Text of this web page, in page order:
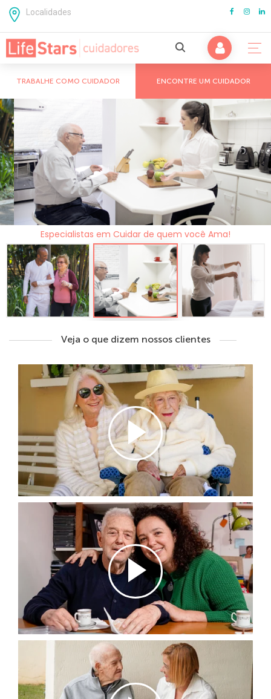
Localidades
Cuidados com Idosos
Cuidados com Adultos
Doenças Crônicas
Cuidado Pós Cirurgico
Cuidados para Parkinson
Cuidados para Alzheimer e Demências
São Paulo
Campinas
Mogi das Cruzes
ABC Paulista
Guarulhos
TRABALHE COMO CUIDADOR ENCONTRE UM CUIDADOR
Especialistas em Cuidar de quem você Ama!
Selecione a unidade...
Avançar
Veja o que dizem nossos clientes